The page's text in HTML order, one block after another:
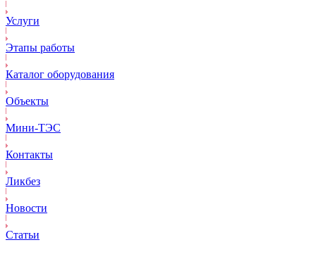
Услуги
Этапы работы
Каталог оборудования
Объекты
Mини-ТЭС
Контакты
Ликбез
Новости
Статьи